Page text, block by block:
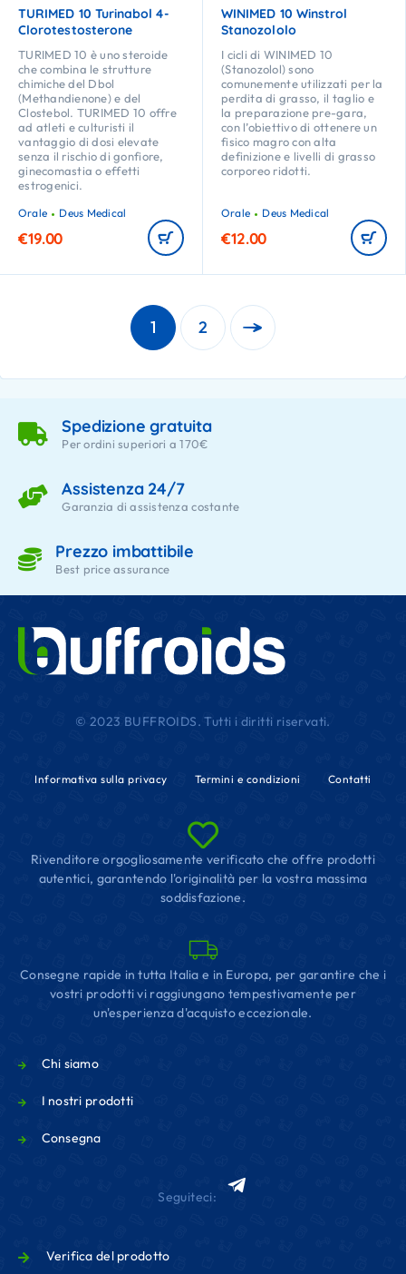
TURIMED 10 Turinabol 4-
Clorotestosterone
TURIMED 10 è uno steroide
che combina le strutture
chimiche del Dbol
(Methandienone) e del
Clostebol. TURIMED 10 offre
ad atleti e culturisti il
vantaggio di dosi elevate
senza il rischio di gonfiore,
ginecomastia o effetti
estrogenici.
Orale Deus Medical
€19.00
WINIMED 10 Winstrol
Stanozololo
I cicli di WINIMED 10
(Stanozolol) sono
comunemente utilizzati per la
perdita di grasso, il taglio e
la preparazione pre-gara,
con l’obiettivo di ottenere un
fisico magro con alta
definizione e livelli di grasso
corporeo ridotti.
Orale Deus Medical
€12.00
1 2
Spedizione gratuita
Per ordini superiori a 170€
Assistenza 24/7
Garanzia di assistenza costante
Prezzo imbattibile
Best price assurance
© 2023 BUFFROIDS. Tutti i diritti riservati.
Informativa sulla privacy Termini e condizioni Contatti
Rivenditore orgogliosamente verificato che offre prodotti
autentici, garantendo l'originalità per la vostra massima
soddisfazione.
Consegne rapide in tutta Italia e in Europa, per garantire che i
vostri prodotti vi raggiungano tempestivamente per
un'esperienza d'acquisto eccezionale.
Chi siamo
I nostri prodotti
Consegna
Seguiteci:
Verifica del prodotto